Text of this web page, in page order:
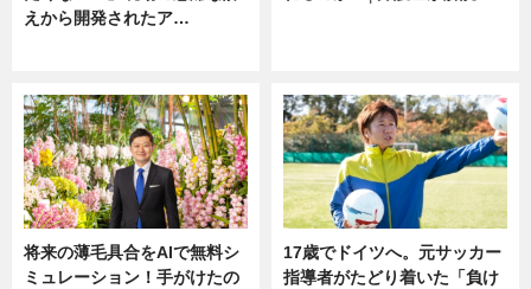
えから開発されたア…
将来の薄毛具合をAIで無料シ
ミュレーション！手がけたの
17歳でドイツへ。元サッカー
指導者がたどり着いた「負け